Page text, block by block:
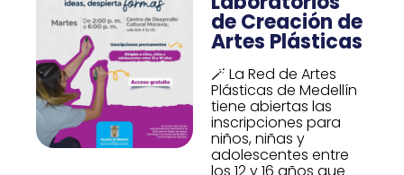
de Creación de
Artes Plásticas
🪄 La Red de Artes
Plásticas de Medellín
tiene abiertas las
inscripciones para
niños, niñas y
adolescentes entre